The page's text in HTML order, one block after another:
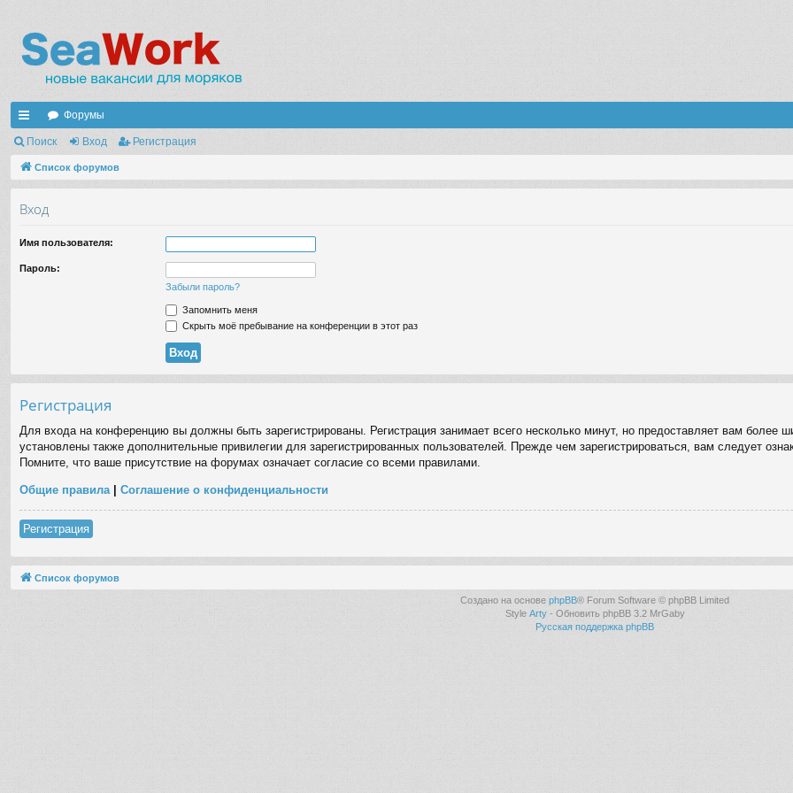
с
ы
Форумы
Поиск Вход Регистрация
Список форумов
Вход
Имя пользователя:
Пароль:
Забыли пароль?
Запомнить меня
Скрыть моё пребывание на конференции в этот раз
Регистрация
Для входа на конференцию вы должны быть зарегистрированы. Регистрация занимает всего несколько минут, но предоставляет вам более
установлены также дополнительные привилегии для зарегистрированных пользователей. Прежде чем зарегистрироваться, вам следует
Помните, что ваше присутствие на форумах означает согласие со всеми правилами.
Общие правила | Соглашение о конфиденциальности
Регистрация
Список форумов
Создано на основе phpBB® Forum Software © phpBB Limited
Style Arty- Обновить phpBB 3.2 MrGaby
Русская поддержка phpBB